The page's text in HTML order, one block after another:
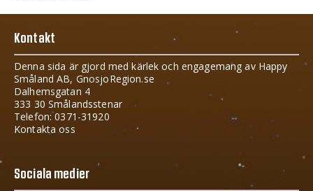
Kontakt
Denna sida är gjord med kärlek och engagemang av Happy
Småland AB, GnosjoRegion.se
Dalhemsgatan 4
333 30 Smålandsstenar
Telefon: 0371-31920
Kontakta oss
Sociala medier